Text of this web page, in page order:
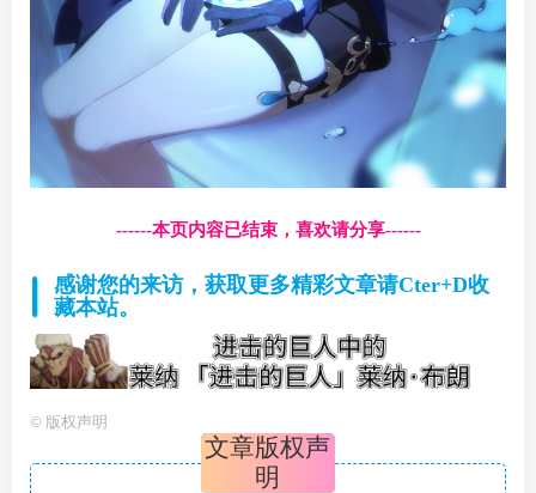
------本页内容已结束，喜欢请分享------
感谢您的来访，获取更多精彩文章请Cter+D收
藏本站。
© 版权声明
文章版权声
明